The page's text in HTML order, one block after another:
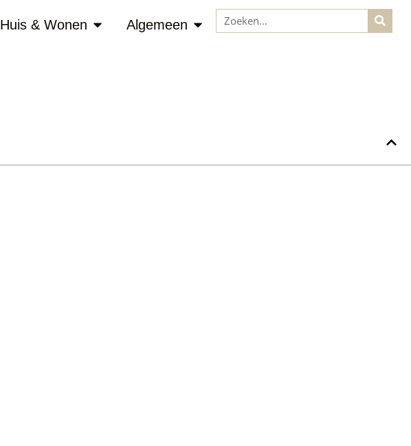
Huis & Wonen Algemeen